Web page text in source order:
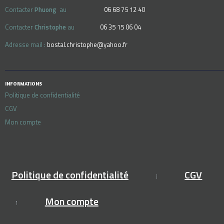
ContacterPhuong au 06 68 75 12 40
Contacter Christophe au 06 35 15 06 04
Adresse mail : bostal.christophe@yahoo.fr
INFORMATIONS
Politique de confidentialité
CGV
Mon compte
Politique de confidentialité
CGV
Mon compte